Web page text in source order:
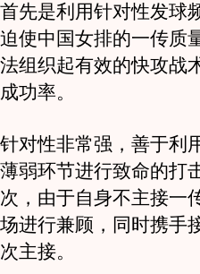
先是利用针对性发球
使中国女排的一传质
组织起有效的快攻战
功率。
性非常强，善于利
弱环节进行致命的打
，由于自身不主接一
进行兼顾，同时携手
主接。